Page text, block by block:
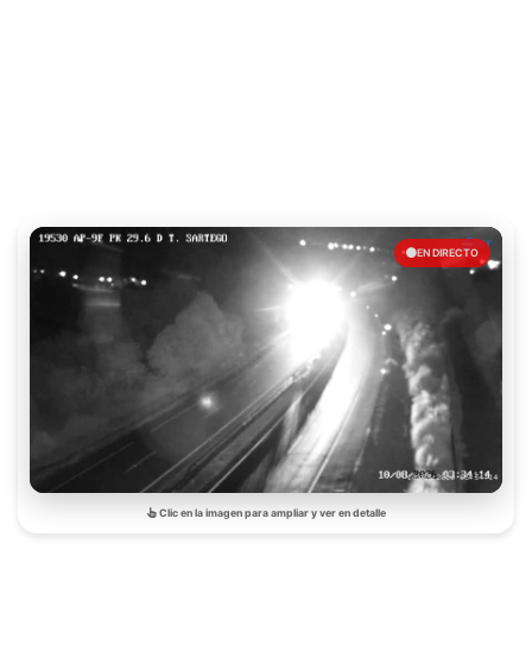
EN DIRECTO
Clic en la imagen para ampliar y ver en detalle